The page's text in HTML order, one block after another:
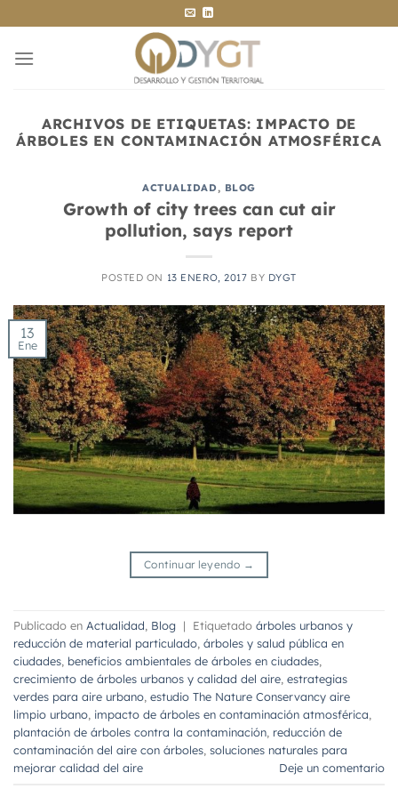
al
contenido
ARCHIVOS DE ETIQUETAS: IMPACTO DE
ÁRBOLES EN CONTAMINACIÓN ATMOSFÉRICA
ACTUALIDAD, BLOG
Growth of city trees can cut air
pollution, says report
POSTED ON 13 ENERO, 2017 BY DYGT
13
Ene
Continuar leyendo →
Publicado en Actualidad Blog | Etiquetado árboles urbanos y
reducción de material particulado árboles y salud pública en
ciudades beneficios ambientales de árboles en ciudades
crecimiento de árboles urbanos y calidad del aire estrategias
verdes para aire urbano estudio The Nature Conservancy aire
limpio urbano impacto de árboles en contaminación atmosférica
plantación de árboles contra la contaminación reducción de
contaminación del aire con árboles soluciones naturales para
mejorar calidad del aire
Deje un comentario